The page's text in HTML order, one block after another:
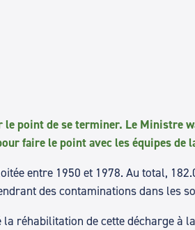
le point de se terminer. Le Ministre
faire le point avec les équipes de
entre 1950 et 1978. Au total,
des contaminations dans les
réhabilitation de cette décharge à